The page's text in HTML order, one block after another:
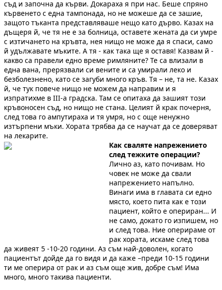
съд и започна да кърви. Докараха я при нас. Беше спряно
кървенето с една тампонада, но не можеше да се зашие,
защото тъканта представляваше нещо като дърво. Казах на
дъщеря й, че тя не е за болница, оставете жената да си умре
с изтичането на кръвта, нея нищо не може да я спаси, само
й удължавате мъките. А тя - как така ще я оставя! Казвам й -
какво са правели едно време римляните? Те са влизали в
една вана, прерязвали си вените и са умирали леко и
безболезнено, като се загуби много кръв. Тя – не, та не. Казах
й, че тук повече нищо не можем да направим и я
изпратихме в ІІІ-а градска. Там се опитаха да зашият този
кръвоносен съд, но нищо не стана. Целият й крак почерня,
след това го ампутираха и тя умря, но с още ненужно
изтърпени мъки. Хората трябва да се научат да се доверяват
на лекарите.
Как сваляте напрежението
след тежките операции?
Лично аз, като почивам. Но
човек не може да свали
напрежението напълно.
Винаги има в главата си едно
място, което пита как е този
пациент, който е опериран... И
не само, докато го изпишем, но
и след това. Ние оперираме от
рак хората, искаме след това
да живеят 5 -10-20 години. Аз съм най-доволен, когато
пациентът дойде да го видя и да каже –преди 10-15 години
ти ме оперира от рак и аз съм още жив, добре съм! Има
много, много такива пациенти.